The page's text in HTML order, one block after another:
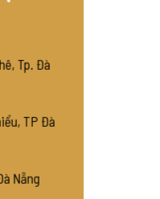
Tp. Đà
TP Đà
Nẵng